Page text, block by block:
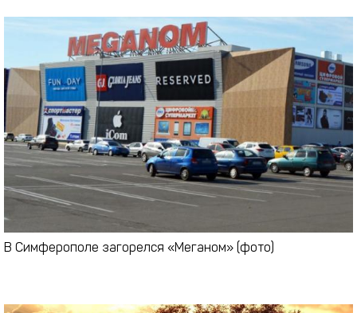
В Симферополе загорелся «Меганом» (фото)